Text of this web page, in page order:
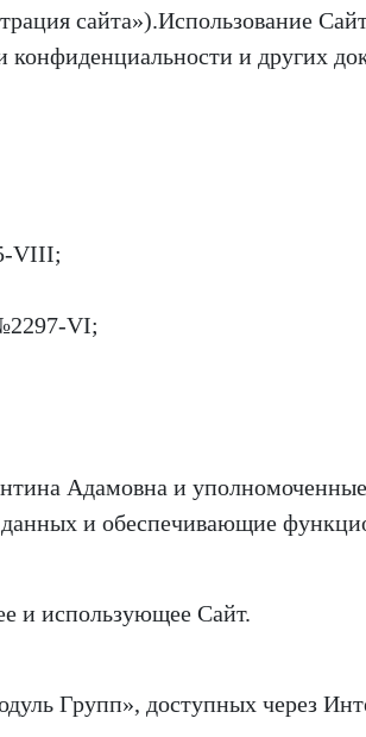
сайта»).Использование
и других
VIII;
VI;
Адамовна и
и обеспечивающие
и использующее Сайт.
Групп», доступных через